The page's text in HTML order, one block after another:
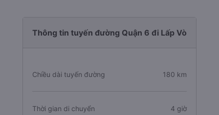
Thông tin tuyến đường Quận 6 đi Lấp Vò
Chiều dài tuyến đường 180 km
Thời gian di chuyển 4 giờ